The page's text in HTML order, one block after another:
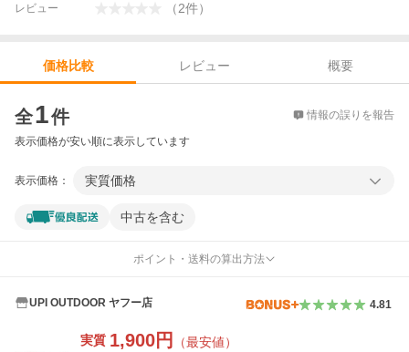
レビュー （2件）
価格比較 レビュー
概要
全1件 情報の誤りを報告
表示価格が安い順に表示しています
表示価格： 実質価格
中古を含む
ポイント・送料の算出方法
UPI OUTDOOR ヤフー店 4.81
実質 1,900円 （最安値）